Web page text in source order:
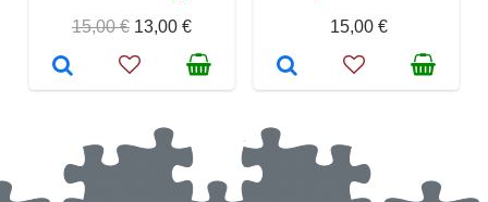
15,00 € 13,00 €
15,00 €